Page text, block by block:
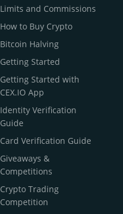
Limits and Commissions
How to Buy Crypto
Bitcoin Halving
Getting Started
Getting Started with
CEX.IO App
Identity Verification
Guide
Card Verification Guide
Giveaways &
Competitions
Crypto Trading
Competition